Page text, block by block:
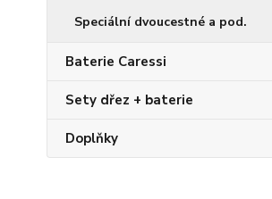
Speciální dvoucestné a pod.
Baterie Caressi
Sety dřez + baterie
Doplňky